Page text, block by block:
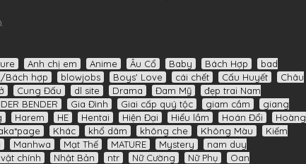
Anh chị em Anime Âu Cổ Baby Bách Hợp
bad
Bách hợp blowjobs Boys' Love cái chết Cấu Huyết
Châu
Cung Đấu dl site Drama Đam Mỹ
đẹp trai Nam
BENDER Gia Đình Giai cấp quý tộc giam cầm
giang
Harem HE Hentai Hiện Đại Hiểu lầm Hoán Đổi
Hoàng
Khác khổ dâm không che Không Màu
Kiếm
Manhwa Mạt Thế MATURE Mystery
nam duy
chính Nhật Bản ntr Nữ Cường Nữ Phụ
Oan